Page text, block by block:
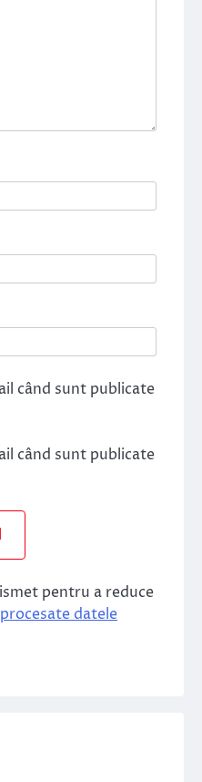
când sunt publicate
când sunt publicate
pentru a reduce
datele